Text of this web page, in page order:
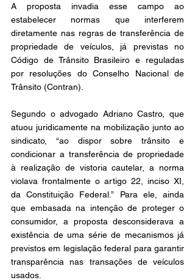
A proposta invadia esse campo ao
estabelecer normas que interferem
diretamente nas regras de transferência de
propriedade de veículos, já previstas no
Código de Trânsito Brasileiro e reguladas
por resoluções do Conselho Nacional de
Trânsito (Contran).
Segundo o advogado Adriano Castro, que
atuou juridicamente na mobilização junto ao
sindicato, “ao dispor sobre trânsito e
condicionar a transferência de propriedade
à realização de vistoria cautelar, a norma
violava frontalmente o artigo 22, inciso XI,
da Constituição Federal.” Para ele, ainda
que embasada na intenção de proteger o
consumidor, a proposta desconsiderava a
existência de uma série de mecanismos já
previstos em legislação federal para garantir
transparência nas transações de veículos
usados.